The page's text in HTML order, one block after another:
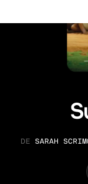
RÉALISATION
SARAH